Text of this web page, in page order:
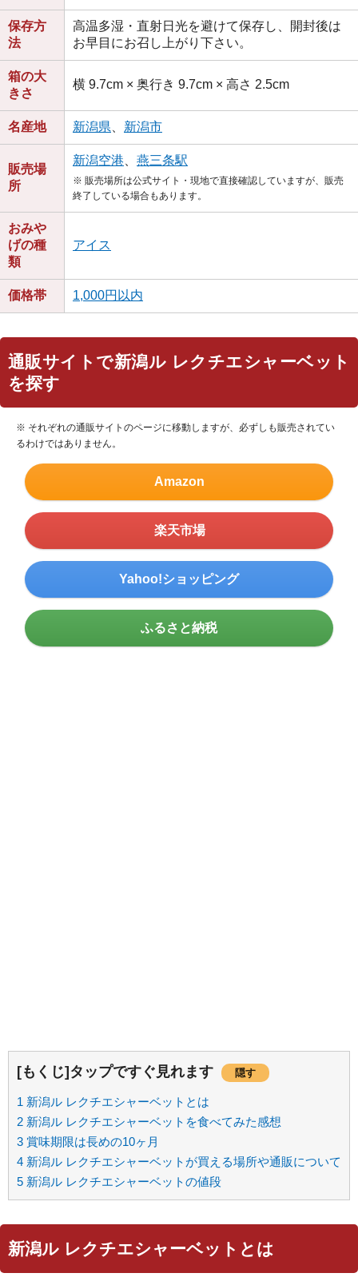
保存方
法
高温多湿・直射日光を避けて保存し、開封後は
お早目にお召し上がり下さい。
箱の大
きさ
横 9.7cm × 奥行き 9.7cm × 高さ 2.5cm
名産地 新潟県 新潟市
販売場
所
新潟空港 燕三条駅
※ 販売場所は公式サイト・現地で直接確認していますが、販売
終了している場合もあります。
おみや
げの種
類
アイス
価格帯 1,000円以内
通販サイトで新潟ル レクチエシャーベット
を探す
※ それぞれの通販サイトのページに移動しますが、必ずしも販売されてい
るわけではありません。
Amazon
楽天市場
Yahoo!ショッピング
ふるさと納税
[もくじ]タップですぐ見れます 隠す
1 新潟ル レクチエシャーベットとは
2 新潟ル レクチエシャーベットを食べてみた感想
3 賞味期限は長めの10ヶ月
4 新潟ル レクチエシャーベットが買える場所や通販について
5 新潟ル レクチエシャーベットの値段
新潟ル レクチエシャーベットとは